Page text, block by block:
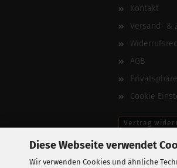
Diese Webseite verwendet
Wir verwenden Cookies und ähnliche
Kontakt
Versand- &
AGB
Cookie
Vertrag